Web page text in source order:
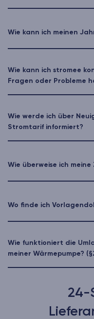
Wie kann ich meinen
Wie kann ich stromee
Fragen oder Probleme
Wie werde ich über
Stromtarif informiert?
Wie überweise ich
Wo finde ich
Wie funktioniert die
meiner Wärmepumpe?
24-